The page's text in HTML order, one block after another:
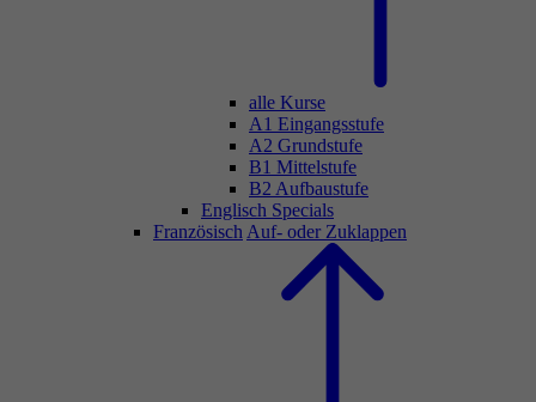
alle Kurse
A1 Eingangsstufe
A2 Grundstufe
B1 Mittelstufe
B2 Aufbaustufe
Englisch Specials
Französisch Auf- oder Zuklappen